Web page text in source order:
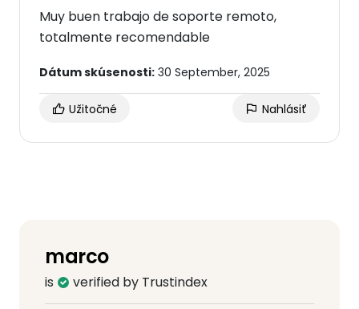
Muy buen trabajo de soporte remoto,
totalmente recomendable
Dátum skúsenosti: 30 September, 2025
Užitočné Nahlásiť
marco
is verified by Trustindex